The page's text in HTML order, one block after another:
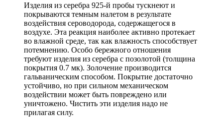
Изделия из серебра 925-й пробы тускнеют и
покрываются темным налетом в результате
воздействия сероводорода, содержащегося в
воздухе. Эта реакция наиболее активно протекает
во влажной среде, так как влажность способствует
потемнению. Особо бережного отношения
требуют изделия из серебра с позолотой (толщина
покрытия 0.7 мк). Золочение производится
гальваническим способом. Покрытие достаточно
устойчиво, но при сильном механическом
воздействии может быть повреждено или
уничтожено. Чистить эти изделия надо не
прилагая силу.